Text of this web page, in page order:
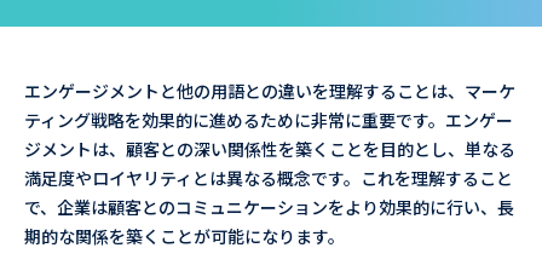
エンゲージメントと他の用語との違いを理解することは、マーケ
ティング戦略を効果的に進めるために非常に重要です。エンゲー
ジメントは、顧客との深い関係性を築くことを目的とし、単なる
満足度やロイヤリティとは異なる概念です。これを理解すること
で、企業は顧客とのコミュニケーションをより効果的に行い、長
期的な関係を築くことが可能になります。